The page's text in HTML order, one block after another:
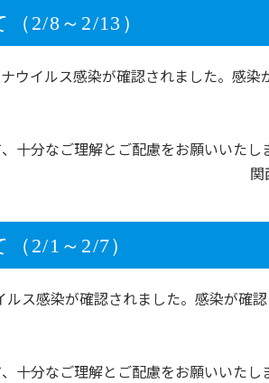
2/8～2/13）
ウイルス感染が確認されました。感染
分なご理解とご配慮をお願いいたし
関
2/1～2/7）
ス感染が確認されました。感染が確
分なご理解とご配慮をお願いいたし